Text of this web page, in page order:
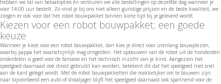
hebben we tal van betaalopties én versturen we alle bestellingen op dezelfde dag wanneer je
voor 14:00 uur bestelt. Zo vind je bij ons niet alleen gunstige prijzen en de beste kwaliteit, we
zorgen er ook voor dat het robot bouwpakket binnen korte tijd bij je geleverd wordt.
Kiezen voor een robot bouwpakket; een goede
keuze
Wanneer je kiest voor een robot bouwpakket, dan kies je direct voor urenlang bouwplezier,
waarbij pappa het waarschijnlijk mag ontgelden. Het opbouwen van de robot uit de honderden
onderdelen is goed voor de fantasie en het technisch inzicht van je kind. Aangezien het
speelgoed daarnaast ook direct gebruikt kan worden, betekent dit dat het speelgoed niet snel
aan de kant gelegd wordt. Met de robot bouwpakketten die makkelijker om te bouwen zijn
naar bijvoorbeeld een auto of straaljager blijft het speelgoed daarnaast ook spannend voor de